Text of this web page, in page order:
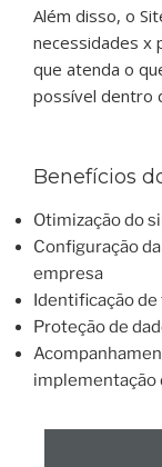
Além disso, o
necessidades x
que atenda o
possível dentro
Benefícios
Otimização do
Configuração
empresa
Identificação
Proteção de
implementação